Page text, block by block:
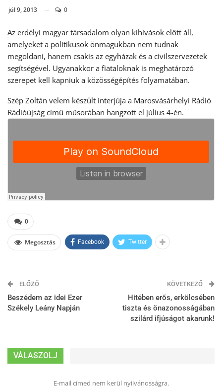
júl 9, 2013 0
Az erdélyi magyar társadalom olyan kihívások előtt áll,
amelyeket a politikusok önmagukban nem tudnak
megoldani, hanem csakis az egyházak és a civilszervezetek
segítségével. Ugyanakkor a fiataloknak is meghatározó
szerepet kell kapniuk a közösségépítés folyamatában.
Szép Zoltán velem készült interjúja a Marosvásárhelyi Rádió
Rádióújság című műsorában hangzott el július 4-én.
0
Megosztás Facebook Twitter
ELŐZŐ
Beszédem az idei Ezer
Székely Leány Napján
KÖVETKEZŐ
Hitében erős, erkölcsében
tiszta és önazonosságában
szilárd ifjúságot akarunk!
VÁLASZOLJ
E-mail címed nem kerül nyilvánosságra.